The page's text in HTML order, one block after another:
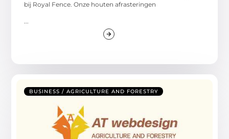
bij Royal Fence. Onze houten afrasteringen
BUSINESS / AGRICULTURE AND FORESTRY